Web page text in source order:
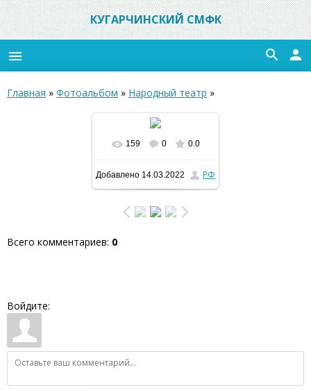
КУГАРЧИНСКИЙ СМФК
menu person
search
Главная » Фотоальбом » Народный театр »
В реальном размере
1200x800/ 162.4Kb
159 0 0.0
Добавлено 14.03.2022 РФ
Всего комментариев: 0
Войдите: